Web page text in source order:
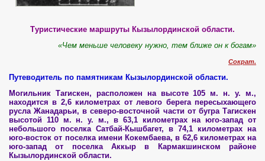
Туристические маршруты Кызылординской области.
«Чем меньше человеку нужно, тем ближе он к богам»
Сократ.
Путеводитель по памятникам Кызылординской области.
Могильник Тагискен, расположен на высоте 105 м. н. у. м.,
находится в 2,6 километрах от левого берега пересыхающего
русла Жанадарьи, в северо-восточной части от бугра Тагискен
высотой 110 м. н. у. м., в 63,1 километрах на юго-запад от
небольшого поселка Сатбай-Кышбагет, в 74,1 километрах на
юго-восток от поселка имени Кокембаева, в 62,6 километрах на
юго-запад от поселка Аккыр в Кармакшинском районе
Кызылординской области.